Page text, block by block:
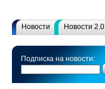
Новости Новости 2.0
Подписка на новости: